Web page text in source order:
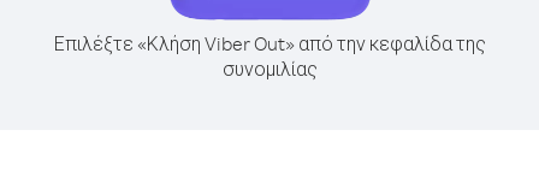
Επιλέξτε «Κλήση Viber Out» από την κεφαλίδα της
συνομιλίας